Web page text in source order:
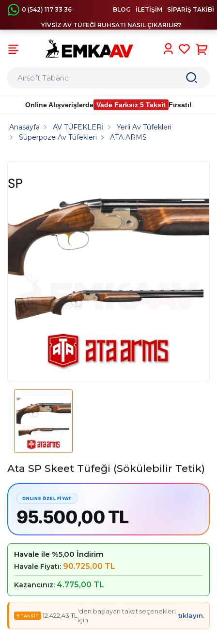
0 (542) 117 33 36 BLOG İLETİŞİM SİPARİŞ TAKİBİ
YİVSİZ AV TÜFEĞİ RUHSATI NASIL ÇIKARILIR?
Online Alışverişlerde Vade Farksız 5 Taksit Fırsatı!
Anasayfa AV TÜFEKLERİ
Yerli Av Tüfekleri
Süperpoze Av Tüfekleri
ATA ARMS
Ata SP Skeet Tüfeği (Sökülebilir Tetik)
95.500,00 TL
Havale ile %5,00 İndirim
Havale Fiyatı: 90.725,00 TL
Kazancınız: 4.775,00 TL
12.422,43 TL
'den başlayan taksit seçenekleri
için
tıklayın.